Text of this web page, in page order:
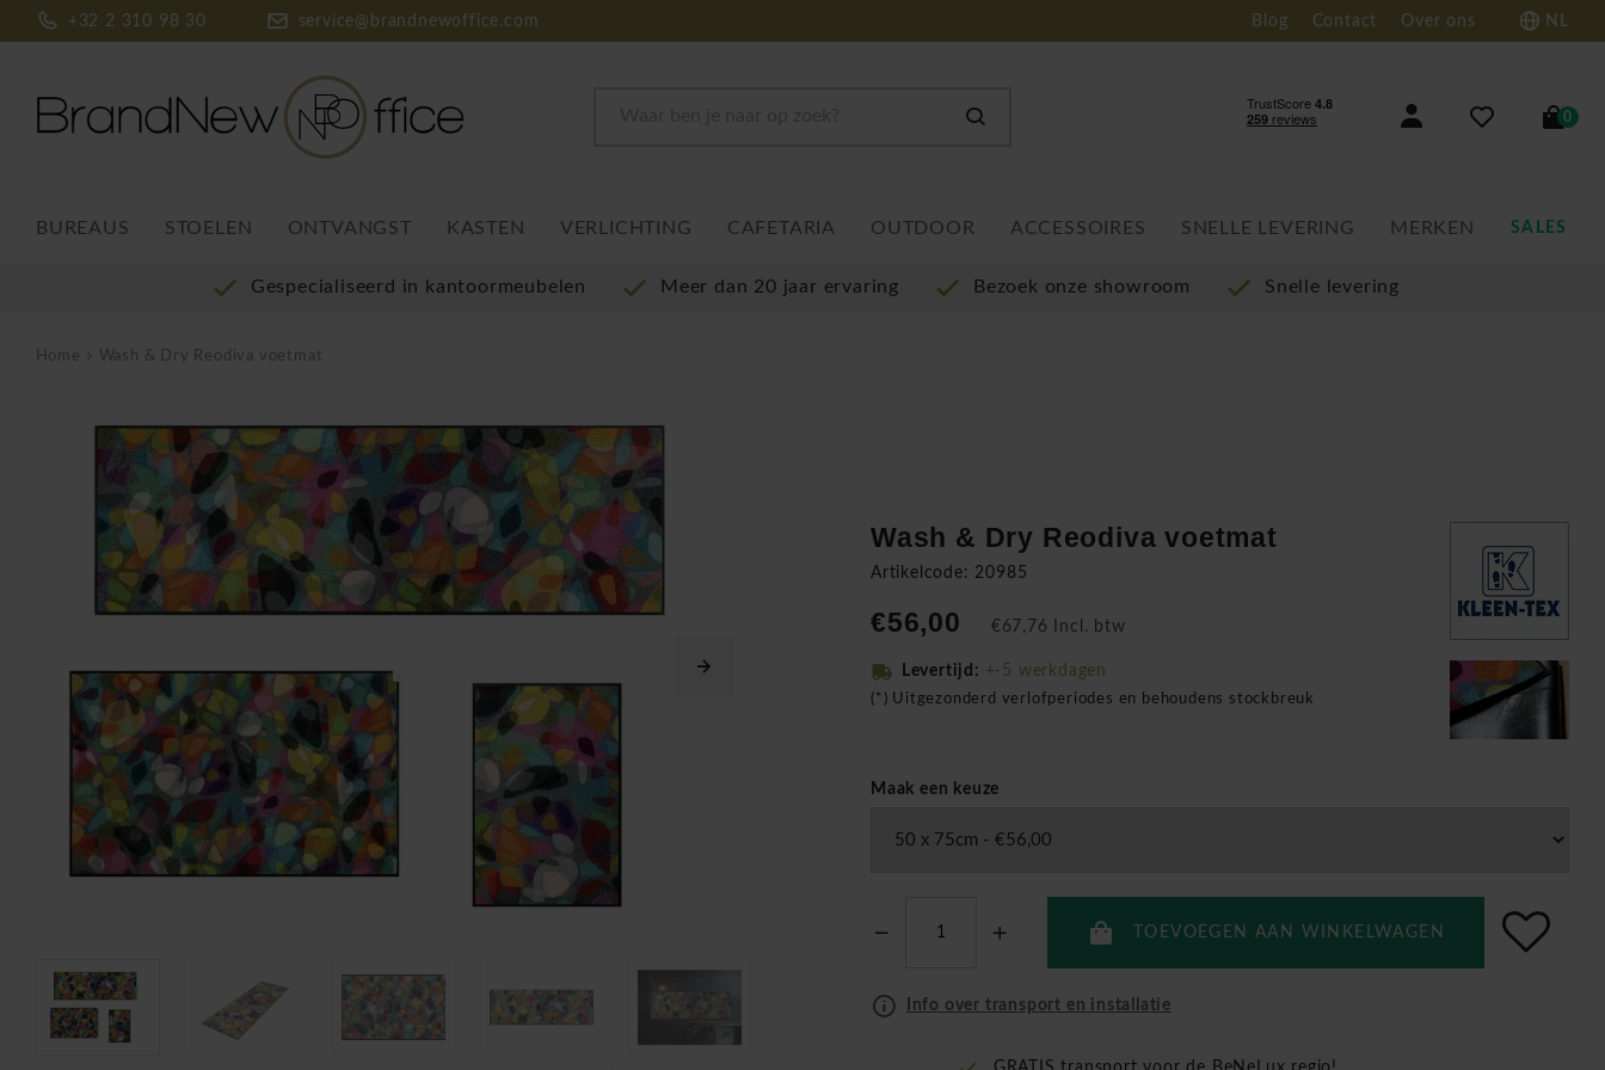
+32 2 310 98 30 service@brandnewoffice.com Blog Contact Over ons NL
0
BUREAUS STOELEN ONTVANGST KASTEN VERLICHTING CAFETARIA OUTDOOR ACCESSOIRES SNELLE LEVERING MERKEN SALES
Gespecialiseerd in kantoormeubelen Meer dan 20 jaar ervaring Bezoek onze showroom Snelle levering
Home Wash & Dry Reodiva voetmat
Wash & Dry Reodiva voetmat
Artikelcode: 20985
€56,00 €67,76 Incl. btw
Levertijd: +-5 werkdagen
(*) Uitgezonderd verlofperiodes en behoudens stockbreuk
Maak een keuze
TOEVOEGEN AAN WINKELWAGEN
Info over transport en installatie